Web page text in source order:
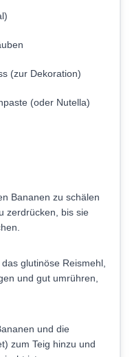
(zur Dekoration)
(oder Nutella)
Bananen zu schälen
zerdrücken, bis sie
glutinöse Reismehl,
und gut umrühren,
und die
zum Teig hinzu und